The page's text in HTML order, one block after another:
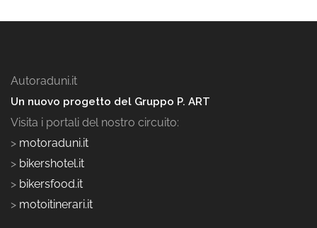
Autoraduni.it
Un nuovo progetto del Gruppo P. ART
Visita i portali del nostro circuito:
> motoraduni.it
> bikershotel.it
> bikersfood.it
> motoitinerari.it